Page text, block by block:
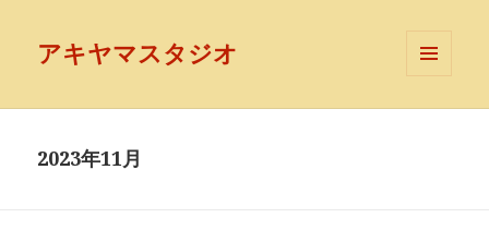
アキヤマスタジオ
ーとウ
2023年11月